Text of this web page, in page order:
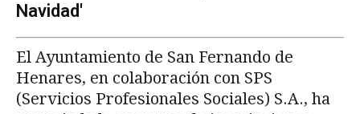
Navidad'
El Ayuntamiento de San Fernando de
Henares, en colaboración con SPS
(Servicios Profesionales Sociales) S.A., ha